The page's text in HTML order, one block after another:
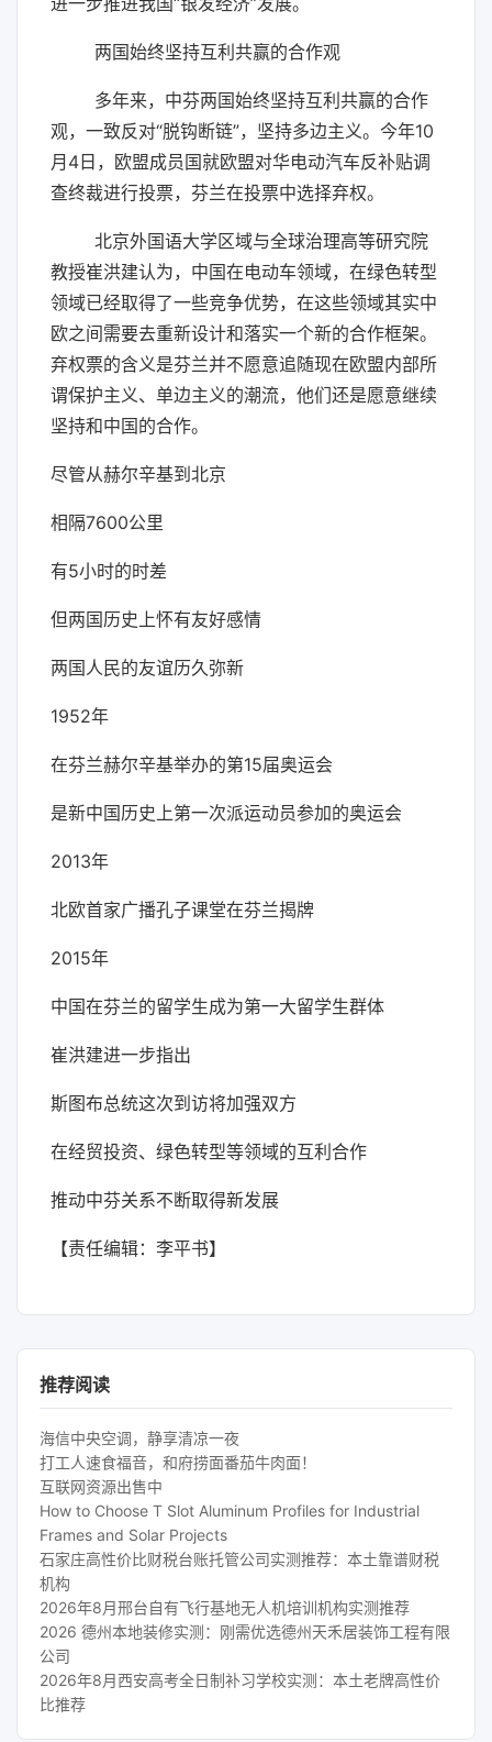
两国始终坚持互利共赢的合作观
多年来，中芬两国始终坚持互利共赢的合作
观，一致反对“脱钩断链”，坚持多边主义。今年10
月4日，欧盟成员国就欧盟对华电动汽车反补贴调
查终裁进行投票，芬兰在投票中选择弃权。
北京外国语大学区域与全球治理高等研究院
教授崔洪建认为，中国在电动车领域，在绿色转型
领域已经取得了一些竞争优势，在这些领域其实中
欧之间需要去重新设计和落实一个新的合作框架。
弃权票的含义是芬兰并不愿意追随现在欧盟内部所
谓保护主义、单边主义的潮流，他们还是愿意继续
坚持和中国的合作。
尽管从赫尔辛基到北京
相隔7600公里
有5小时的时差
但两国历史上怀有友好感情
两国人民的友谊历久弥新
1952年
在芬兰赫尔辛基举办的第15届奥运会
是新中国历史上第一次派运动员参加的奥运会
2013年
北欧首家广播孔子课堂在芬兰揭牌
2015年
中国在芬兰的留学生成为第一大留学生群体
崔洪建进一步指出
斯图布总统这次到访将加强双方
在经贸投资、绿色转型等领域的互利合作
推动中芬关系不断取得新发展
【责任编辑：李平书】
推荐阅读
海信中央空调，静享清凉一夜
打工人速食福音，和府捞面番茄牛肉面！
互联网资源出售中
How to Choose T Slot Aluminum Profiles for Industrial
Frames and Solar Projects
石家庄高性价比财税台账托管公司实测推荐：本土靠谱财税
机构
2026年8月邢台自有飞行基地无人机培训机构实测推荐
2026 德州本地装修实测：刚需优选德州天禾居装饰工程有限
公司
2026年8月西安高考全日制补习学校实测：本土老牌高性价
比推荐